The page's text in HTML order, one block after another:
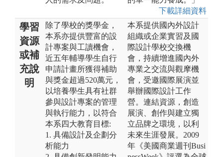
下載詳細資料
學習
資源
或補
充說
明
除了學校的獎學金，
本系亦提供豐富的設
計專案與工讀機會，
近五年輔導學生自行
申請計畫所獲得補助
與獎金超過520萬元，
以培養學生具有社群
參與設計專案的管理
與執行能力，以符合
本系四大教育目標:
1. 具備設計及企劃分
析能力
本系提供國內外設計
組織或企業實習及國
際設計學校交換機
會，持續增進國內外
專業之交流與觀摩機
會，受邀國際展演並
舉辦國際設計工作
營。連結資源，創造
展演、創作與建立獨
立品牌之環境，以利
未來生涯發展。2009
年《美國商業週刊Busi